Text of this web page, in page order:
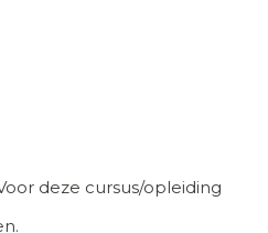
deze cursus/opleiding